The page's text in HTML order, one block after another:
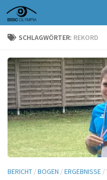
Zum Inhalt springen
SCHLAGWÖRTER: REKORD
BERICHT /BOGEN /ERGEBNISSE /